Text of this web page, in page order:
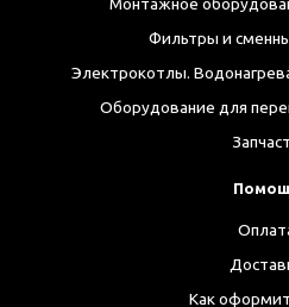
Фильтры и
Электрокотлы.
Оборудование для
Как